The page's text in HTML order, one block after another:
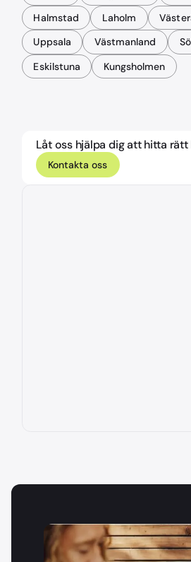
Halmstad
Laholm
Uppsala
Västmanland
Eskilstuna
Kungsholmen
Låt oss hjälpa dig att hitta rätt
Kontakta oss